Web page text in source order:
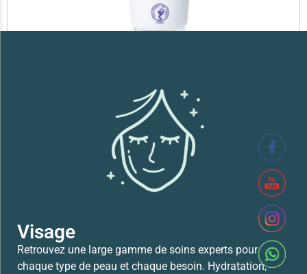
SVR XERIAL FISSURES ET CREVASSES
Visage
Retrouvez une large gamme de soins experts pour
chaque type de peau et chaque besoin. Hydratation,